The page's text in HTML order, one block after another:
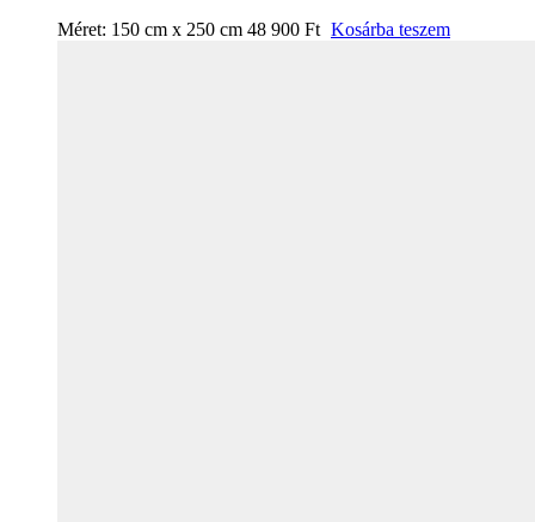
Méret: 150 cm x 250 cm 48 900 Ft Kosárba teszem